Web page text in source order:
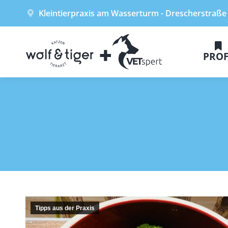
Kleintierpraxis am Wasserturm - Drescherstraße
Tipps aus der Praxis